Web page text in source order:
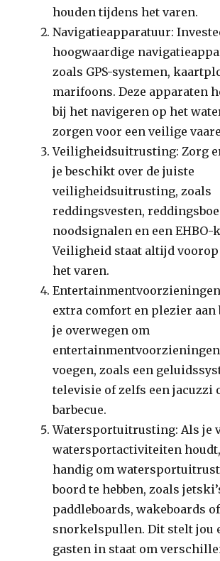
houden tijdens het varen.
Navigatieapparatuur:
hoogwaardige
zoals GPS-systemen,
marifoons. Deze apparaten
bij het navigeren op het
zorgen voor een veilige
Veiligheidsuitrusting: Zorg
je beschikt over de juiste
veiligheidsuitrusting, zoals
reddingsvesten,
noodsignalen en een EHBO-
Veiligheid staat altijd
het varen.
extra comfort en plezier aan
je overwegen om
entertainmentvoorzieningen
voegen, zoals een
televisie of zelfs een jacuzzi
barbecue.
Watersportuitrusting: Als je
watersportactiviteiten
handig om
boord te hebben, zoals
paddleboards, wakeboards of
snorkelspullen. Dit stelt jou
gasten in staat om